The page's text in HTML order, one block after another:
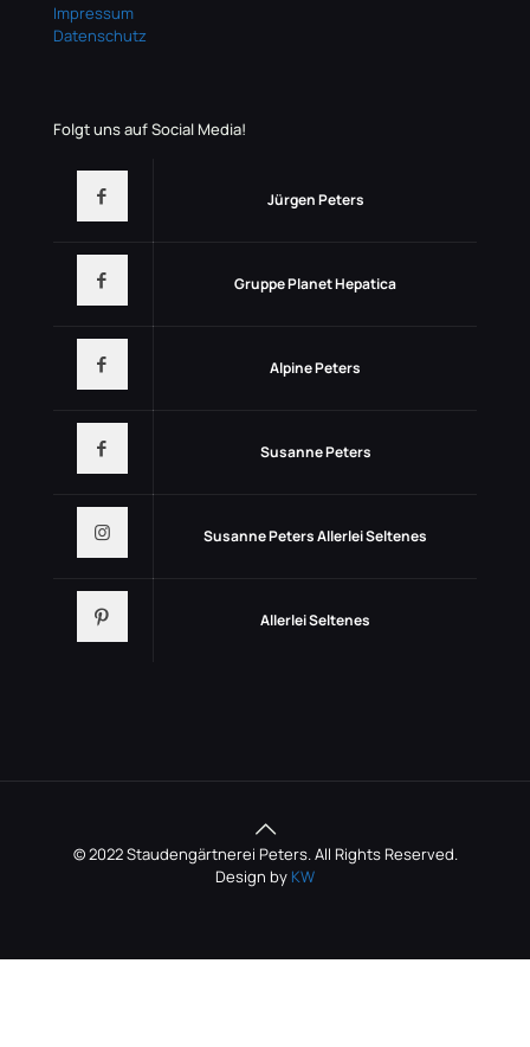
Impressum
Datenschutz
Folgt uns auf Social Media!
Jürgen Peters
Gruppe Planet Hepatica
Alpine Peters
Susanne Peters
Susanne Peters Allerlei Seltenes
Allerlei Seltenes
© 2022 Staudengärtnerei Peters. All Rights Reserved.
Design by KW